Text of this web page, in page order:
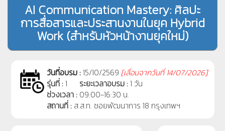
AI Communication Mastery: ศิลปะ
การสื่อสารและประสานงานในยุค Hybrid
Work (สำหรับหัวหน้างานยุคใหม่)
วันที่อบรม :15/10/2569 [เลื่อนจากวันที่14/07/2026]
รุ่นที่ :1 ระยะเวลาอบรม :1 วัน
ช่วงเวลา : 09:00-16:30 น.
สถานที่ : ส.ส.ท. ซอยพัฒนาการ 18 กรุงเทพฯ